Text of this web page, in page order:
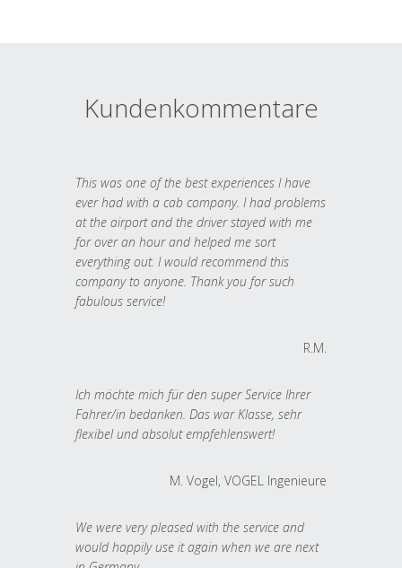
Kundenkommentare
This was one of the best experiences I have
ever had with a cab company. I had problems
at the airport and the driver stayed with me
for over an hour and helped me sort
everything out. I would recommend this
company to anyone. Thank you for such
fabulous service!
R.M.
Ich möchte mich für den super Service Ihrer
Fahrer/in bedanken. Das war Klasse, sehr
flexibel und absolut empfehlenswert!
M. Vogel, VOGEL Ingenieure
We were very pleased with the service and
would happily use it again when we are next